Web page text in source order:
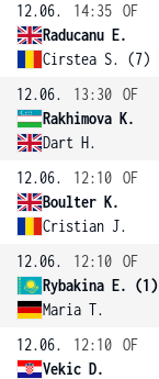
12.06. 14:35 OF
Raducanu E.
Cirstea S. (7)
12.06.
13:30 OF
Rakhimova K.
Dart H.
12.06.
12:10 OF
Boulter K.
Cristian J.
12.06.
12:10 OF
Rybakina E. (1)
Maria T.
12.06.
12:10 OF
Vekic D.